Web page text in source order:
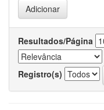
Resultados/Página
Registro(s)